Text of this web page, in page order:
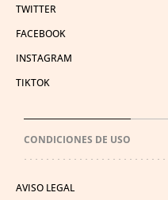
TWITTER
FACEBOOK
INSTAGRAM
TIKTOK
CONDICIONES DE USO
AVISO LEGAL